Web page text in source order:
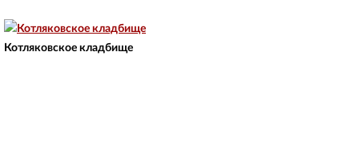
Котляковское кладбище